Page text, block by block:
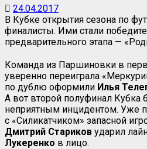
24.04.2017
В Кубке открытия сезона по
финалисты. Ими стали
предварительного этапа —
Команда из Паршиновки в
уверенно переиграла
по дублю оформили Илья
А вот второй полуфинал Кубка
неприятным инцидентом. Уже
с «Силикатчиком» запасной
Дмитрий Стариков ударил
Лукеренко в лицо.